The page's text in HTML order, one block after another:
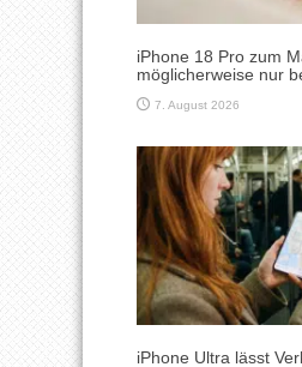
iPhone 18 Pro zum
möglicherweise nur
7. August 2026
iPhone Ultra lässt